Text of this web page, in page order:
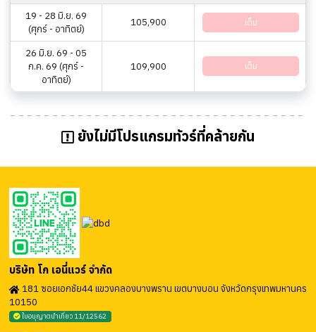
19 - 28 มิ.ย. 69
(ศุกร์ - อาทิตย์)
105,900 เต็ม
26 มิ.ย. 69 - 05
ก.ค. 69 (ศุกร์ -
อาทิตย์)
109,900 เต็ม
ยังไม่มีโปรแกรมทัวร์ที่คล้ายกัน
บริษัท โก เอนี่แวร์ จำกัด
181 ซอยเอกชัย44 แขวงคลองบางพราน เขตบางบอน จังหวัดกรุงเทพมหานคร
10150
ใบอนุญาตนำเที่ยว 11/12562